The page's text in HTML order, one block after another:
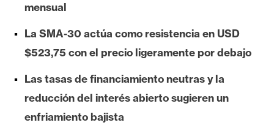
I
A
n
á
l
mensual
La SMA-30 actúa como resistencia en USD
$523,75 con el precio ligeramente por debajo
Las tasas de financiamiento neutras y la
reducción del interés abierto sugieren un
enfriamiento bajista